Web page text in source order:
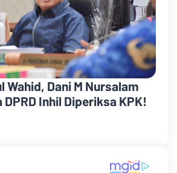
Wahid, Dani M Nursalam
DPRD Inhil Diperiksa KPK!